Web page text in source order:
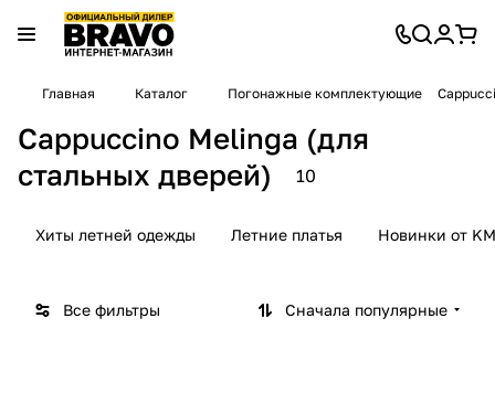
Главная Каталог Погонажные комплектующие
Cappuccino Melinga (для
стальных дверей)
10
Хиты летней одежды Летние платья Новинки от
Все фильтры Сначала популярные